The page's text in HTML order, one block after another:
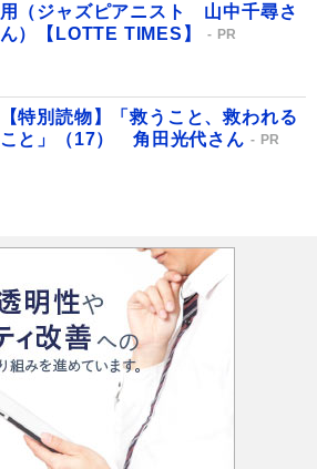
用（ジャズピアニスト 山中千尋さ
ん）【LOTTE TIMES】
PR
【特別読物】「救うこと、救われる
こと」（17） 角田光代さん
PR